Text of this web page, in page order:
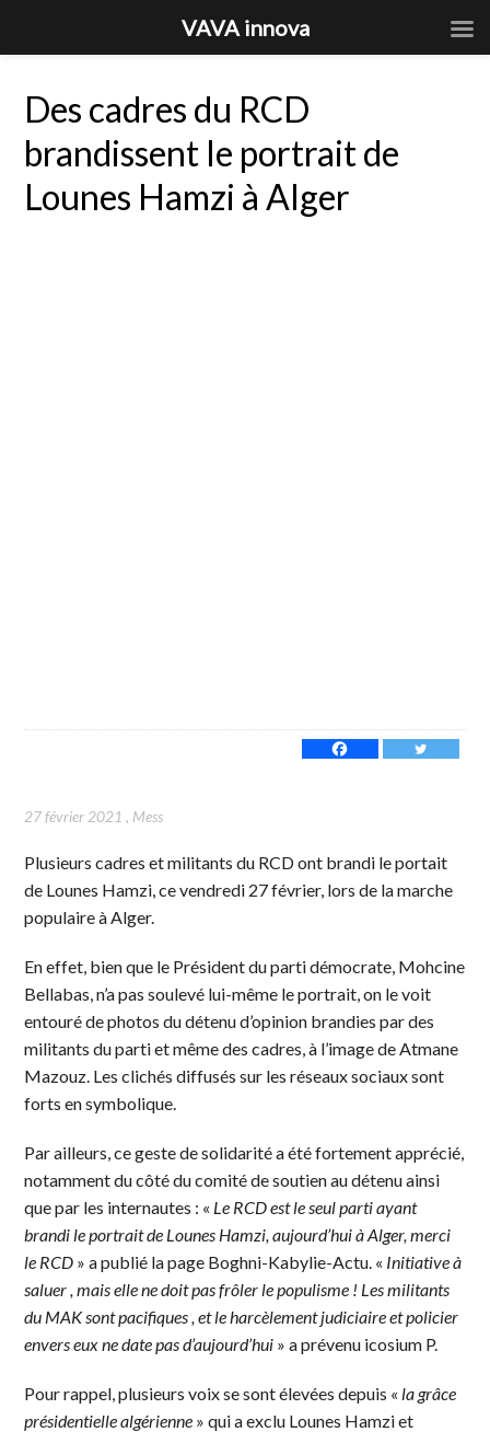
Des cadres du RCD
brandissent le portrait de
Lounes Hamzi à Alger
27 février 2021 , Mess
Plusieurs cadres et militants du RCD ont brandi le portait
de Lounes Hamzi, ce vendredi 27 février, lors de la marche
populaire à Alger.
En effet, bien que le Président du parti démocrate, Mohcine
Bellabas, n’a pas soulevé lui-même le portrait, on le voit
entouré de photos du détenu d’opinion brandies par des
militants du parti et même des cadres, à l’image de Atmane
Mazouz. Les clichés diffusés sur les réseaux sociaux sont
forts en symbolique.
Par ailleurs, ce geste de solidarité a été fortement apprécié,
notamment du côté du comité de soutien au détenu ainsi
que par les internautes : « Le RCD est le seul parti ayant
brandi le portrait de Lounes Hamzi, aujourd’hui à Alger, merci
le RCD » a publié la page Boghni-Kabylie-Actu. « Initiative à
saluer , mais elle ne doit pas frôler le populisme ! Les militants
du MAK sont pacifiques , et le harcèlement judiciaire et policier
envers eux ne date pas d’aujourd’hui » a prévenu icosium P.
Pour rappel, plusieurs voix se sont élevées depuis « la grâce
présidentielle algérienne » qui a exclu Lounes Hamzi et
VAVA innova